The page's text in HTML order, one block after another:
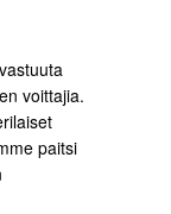
voittajia.
paitsi